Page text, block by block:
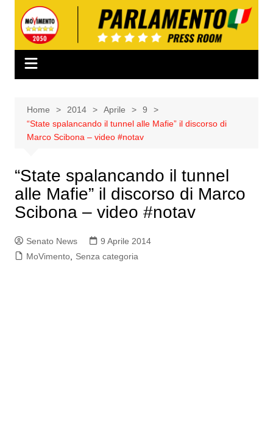
contenuto
Home 2014 Aprile
9
“State spalancando il tunnel alle Mafie” il discorso di
Marco Scibona – video #notav
“State spalancando il tunnel
alle Mafie” il discorso di Marco
Scibona – video #notav
Senato News
9 Aprile 2014
MoVimento, Senza categoria